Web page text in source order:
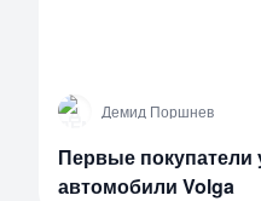
Д Демид Поршнев
Первые
автомобили Volga